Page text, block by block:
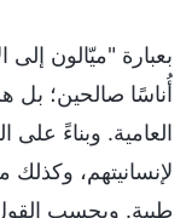
بعبارة "ميّالون إلى
أُناسًا صالحين؛ بل
العامية. وبناءً على
لإنسانيتهم،
طيبة. وبحسب